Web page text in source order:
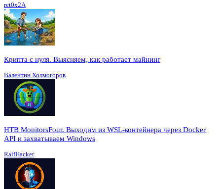
ret0x2A
Крипта с нуля. Выясняем, как работает майнинг
Валентин Холмогоров
HTB MonitorsFour. Выходим из WSL-контейнера через Docker
API и захватываем Windows
RalfHacker